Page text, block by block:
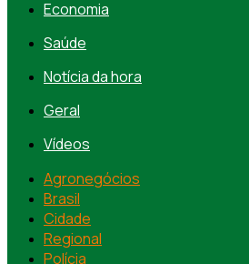
Economia
Saúde
Notícia da hora
Geral
Vídeos
Agronegócios
Brasil
Cidade
Regional
Polícia